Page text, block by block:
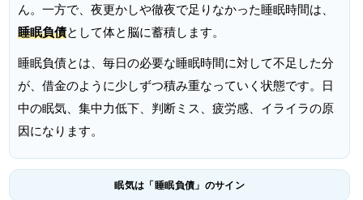
ん。一方で、夜更かしや徹夜で足りなかった睡眠時間は、
睡眠負債として体と脳に蓄積します。
睡眠負債とは、毎日の必要な睡眠時間に対して不足した分
が、借金のように少しずつ積み重なっていく状態です。日
中の眠気、集中力低下、判断ミス、疲労感、イライラの原
因になります。
眠気は「睡眠負債」のサイン